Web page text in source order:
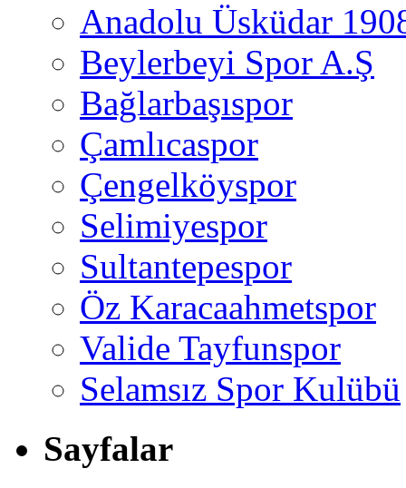
Anadolu Üsküdar
Beylerbeyi Spor A.Ş
Bağlarbaşıspor
Çamlıcaspor
Çengelköyspor
Selimiyespor
Sultantepespor
Öz Karacaahmetspor
Valide Tayfunspor
Selamsız Spor Kulübü
Sayfalar